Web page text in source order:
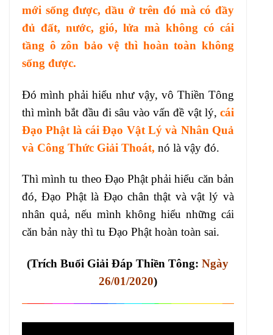
mới sống được, dầu ở trên đó mà có đầy
đủ đất, nước, gió, lửa mà không có cái
tầng ô zôn bảo vệ thì hoàn toàn không
sống được.
Đó mình phải hiểu như vậy, vô Thiền Tông
thì mình bắt đầu đi sâu vào vấn đề vật lý, cái
Đạo Phật là cái Đạo Vật Lý và Nhân Quả
và Công Thức Giải Thoát, nó là vậy đó.
Thì mình tu theo Đạo Phật phải hiểu căn bản
đó, Đạo Phật là Đạo chân thật và vật lý và
nhân quả, nếu mình không hiểu những cái
căn bản này thì tu Đạo Phật hoàn toàn sai.
(Trích Buổi Giải Đáp Thiền Tông:Ngày
26/01/2020)